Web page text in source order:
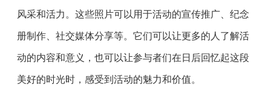
风采和活力。这些照片可以用于活动的宣传推广、纪念
册制作、社交媒体分享等。它们可以让更多的人了解活
动的内容和意义，也可以让参与者们在日后回忆起这段
美好的时光时，感受到活动的魅力和价值。